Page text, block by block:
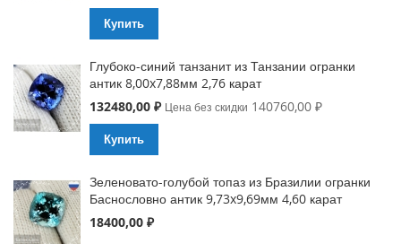
Купить
Глубоко-синий танзанит из Танзании огранки
антик 8,00x7,88мм 2,76 карат
Special
132480,00 ₽ Цена без скидки 140760,00 ₽
Купить
Зеленовато-голубой топаз из Бразилии огранки
Баснословно антик 9,73x9,69мм 4,60 карат
18400,00 ₽